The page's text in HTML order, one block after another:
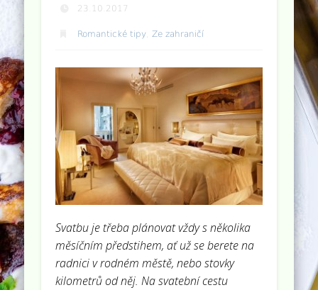
23.10.2017
Romantické tipy Ze zahraničí
Svatbu je třeba plánovat vždy s několika
měsíčním předstihem, ať už se berete na
radnici v rodném městě, nebo stovky
kilometrů od něj. Na svatební cestu